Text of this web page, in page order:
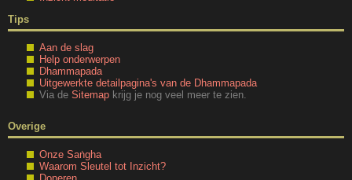
Tips
Aan de slag
Help onderwerpen
Dhammapada
Uitgewerkte detailpagina's van de Dhammapada
Via de Sitemap krijg je nog veel meer te zien.
Overige
Onze Saṅgha
Waarom Sleutel tot Inzicht?